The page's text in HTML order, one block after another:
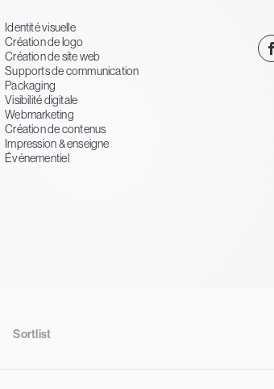
Identité visuelle
Création de logo
Création de site web
Supports de communication
Packaging
Visibilité digitale
Webmarketing
Création de contenus
Impression & enseigne
Événementiel
Sortlist